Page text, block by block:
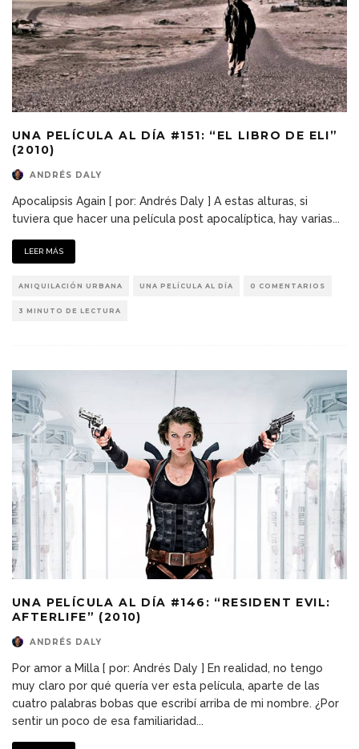
UNA PELÍCULA AL DÍA #151: “EL LIBRO DE ELI”
(2010)
ANDRÉS DALY
Apocalipsis Again [ por: Andrés Daly ] A estas alturas, si
tuviera que hacer una película post apocalíptica, hay varias...
LEER MÁS
ANIQUILACIÓN URBANA UNA PELÍCULA AL DÍA 0 COMENTARIOS
3 MINUTO DE LECTURA
UNA PELÍCULA AL DÍA #146: “RESIDENT EVIL:
AFTERLIFE” (2010)
ANDRÉS DALY
Por amor a Milla [ por: Andrés Daly ] En realidad, no tengo
muy claro por qué quería ver esta película, aparte de las
cuatro palabras bobas que escribí arriba de mi nombre. ¿Por
sentir un poco de esa familiaridad...